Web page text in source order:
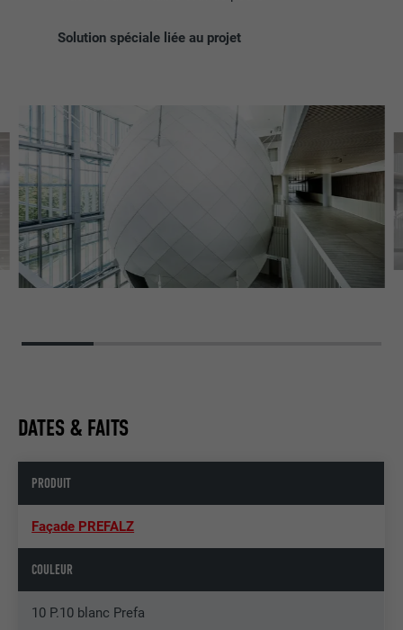
Solution spéciale liée au projet
DATES & FAITS
PRODUIT
Façade PREFALZ
COULEUR
10 P.10 blanc Prefa